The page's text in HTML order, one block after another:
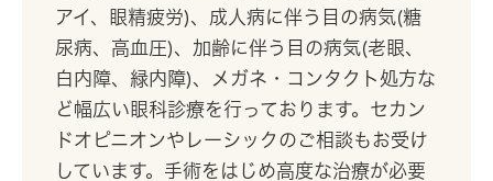
アイ、眼精疲労)、成人病に伴う目の病気(糖
尿病、高血圧)、加齢に伴う目の病気(老眼、
白内障、緑内障)、メガネ・コンタクト処方な
ど幅広い眼科診療を行っております。セカン
ドオピニオンやレーシックのご相談もお受け
しています。手術をはじめ高度な治療が必要